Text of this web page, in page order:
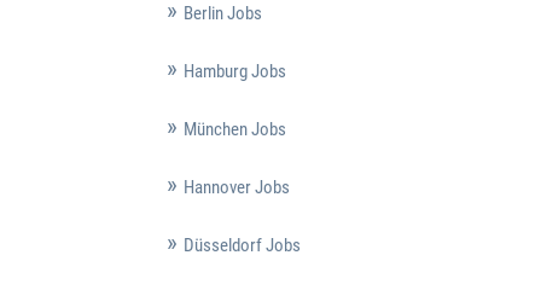
Berlin Jobs
Hamburg Jobs
München Jobs
Hannover Jobs
Düsseldorf Jobs